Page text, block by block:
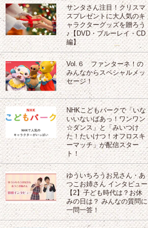
サンタさん注目！クリスマ
スプレゼントに大人気のキ
ャラクターグッズを贈ろう
♪【DVD・ブルーレイ・CD
編】
Vol.６ ファンターネ！の
みんなからスペシャルメッ
セージ！
NHKこどもパークで「いな
いいないばあっ！ワンワン
☆ダンス」と「みいつけ
た！たいけつ！オフロスキ
ーマッチ」が配信スター
ト！
ゆういちろうお兄さん・あ
つこお姉さん インタビュー
【2】子ども時代は？お休
みの日は？ みんなの質問に
一問一答！